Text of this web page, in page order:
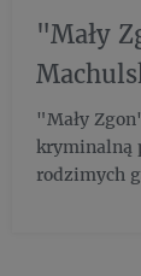
"Mały
"Mały
kryminalną
rodzimych